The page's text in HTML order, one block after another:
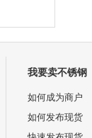
我要卖不锈钢
如何成为商户
如何发布现货